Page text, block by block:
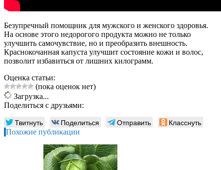
Безупречный помощник для мужского и женского здоровья.
На основе этого недорогого продукта можно не только
улучшить самочувствие, но и преобразить внешность.
Краснокочанная капуста улучшит состояние кожи и волос,
позволит избавиться от лишних килограмм.
Оценка статьи:
(пока оценок нет)
Загрузка...
Поделиться с друзьями:
Твитнуть Поделиться Отправить Класснуть
Похожие публикации